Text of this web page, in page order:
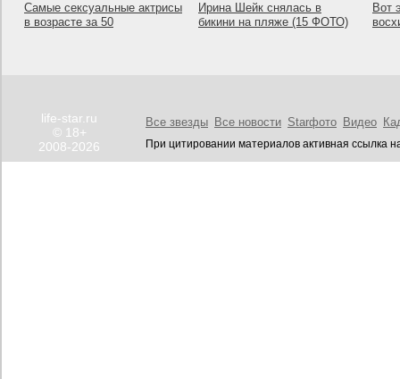
Самые сексуальные актрисы
в возрасте за 50
Ирина Шейк снялась в
бикини на пляже (15 ФОТО)
Вот
life-star.ru
© 18+
2008-2026
Все звезды Все новости Starфото Видео
При цитировании материалов активная ссылка